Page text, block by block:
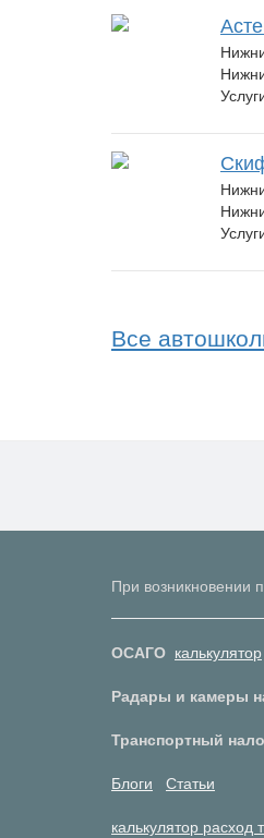
Все
При возникновении
ОСАГО калькулятор
Радары и камеры
Транспортный
Блоги
Статьи
калькулятор расход